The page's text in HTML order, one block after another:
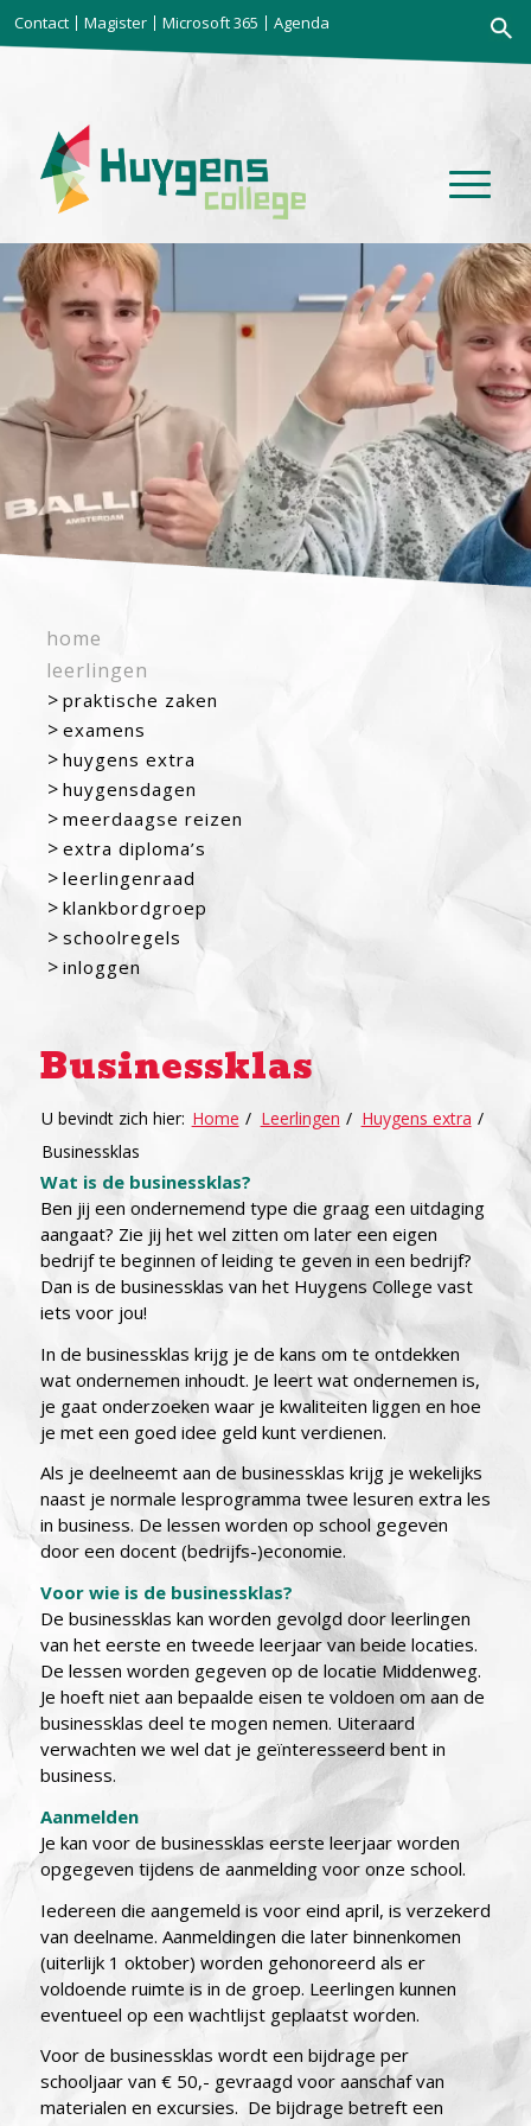
Contact Magister Microsoft 365 Agenda
naar:
home
leerlingen
praktische zaken
examens
huygens extra
huygensdagen
meerdaagse reizen
extra diploma’s
leerlingenraad
klankbordgroep
schoolregels
inloggen
Businessklas
U bevindt zich hier: Home / Leerlingen / Huygens extra /
Businessklas
Wat is de businessklas?
Ben jij een ondernemend type die graag een uitdaging
aangaat? Zie jij het wel zitten om later een eigen
bedrijf te beginnen of leiding te geven in een bedrijf?
Dan is de businessklas van het Huygens College vast
iets voor jou!
In de businessklas krijg je de kans om te ontdekken
wat ondernemen inhoudt. Je leert wat ondernemen is,
je gaat onderzoeken waar je kwaliteiten liggen en hoe
je met een goed idee geld kunt verdienen.
Als je deelneemt aan de businessklas krijg je wekelijks
naast je normale lesprogramma twee lesuren extra les
in business. De lessen worden op school gegeven
door een docent (bedrijfs-)economie.
Voor wie is de businessklas?
De businessklas kan worden gevolgd door leerlingen
van het eerste en tweede leerjaar van beide locaties.
De lessen worden gegeven op de locatie Middenweg.
Je hoeft niet aan bepaalde eisen te voldoen om aan de
businessklas deel te mogen nemen. Uiteraard
verwachten we wel dat je geïnteresseerd bent in
business.
Aanmelden
Je kan voor de businessklas eerste leerjaar worden
opgegeven tijdens de aanmelding voor onze school.
Iedereen die aangemeld is voor eind april, is verzekerd
van deelname. Aanmeldingen die later binnenkomen
(uiterlijk 1 oktober) worden gehonoreerd als er
voldoende ruimte is in de groep. Leerlingen kunnen
eventueel op een wachtlijst geplaatst worden.
Voor de businessklas wordt een bijdrage per
schooljaar van € 50,- gevraagd voor aanschaf van
materialen en excursies. De bijdrage betreft een